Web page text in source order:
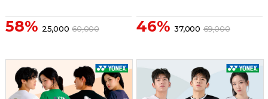
58% 25,000 60,000 46% 37,000 69,000